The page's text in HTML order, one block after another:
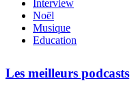
Interview
Noël
Musique
Education
Les meilleurs podcasts